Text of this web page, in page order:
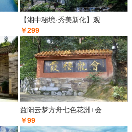
【湘中秘境·秀美新化】观
￥299
益阳云梦方舟七色花洲+会
￥99